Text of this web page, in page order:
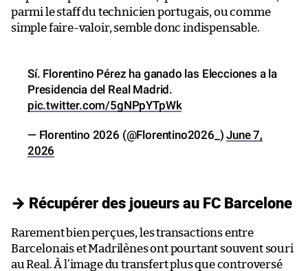
parmi le staff du technicien portugais, ou comme
simple faire-valoir, semble donc indispensable.
Sí. Florentino Pérez ha ganado las Elecciones a la
Presidencia del Real Madrid.
pic.twitter.com/5gNPpYTpWk
— Florentino 2026 (@Florentino2026_)June 7,
2026
→ Récupérer des joueurs au FC Barcelone
Rarement bien perçues, les transactions entre
Barcelonais et Madrilènes ont pourtant souvent souri
au Real. À l’image du transfert plus que controversé